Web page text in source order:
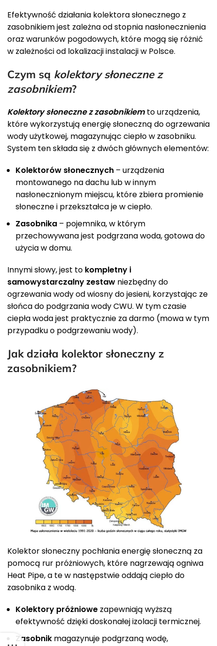
Efektywność działania kolektora słonecznego z
zasobnikiem jest zależna od stopnia nasłonecznienia
oraz warunków pogodowych, które mogą się różnić
w zależności od lokalizacji instalacji w Polsce.
Czym są kolektory słoneczne z
zasobnikiem?
Kolektory słoneczne z zasobnikiemto urządzenia,
które wykorzystują energię słoneczną do ogrzewania
wody użytkowej, magazynując ciepło w zasobniku.
System ten składa się z dwóch głównych elementów:
Kolektorów słonecznych – urządzenia
montowanego na dachu lub w innym
nasłonecznionym miejscu, które zbiera promienie
słoneczne i przekształca je w ciepło.
Zasobnika – pojemnika, w którym
przechowywana jest podgrzana woda, gotowa do
użycia w domu.
Innymi słowy, jest to kompletny i
samowystarczalny zestaw niezbędny do
ogrzewania wody od wiosny do jesieni, korzystając ze
słońca do podgrzania wody CWU. W tym czasie
ciepła woda jest praktycznie za darmo (mowa w tym
przypadku o podgrzewaniu wody).
Jak działa kolektor słoneczny z
zasobnikiem?
Kolektor słoneczny pochłania energię słoneczną za
pomocą rur próżniowych, które nagrzewają ogniwa
Heat Pipe, a te w następstwie oddają ciepło do
zasobnika z wodą.
Kolektory próżniowe zapewniają wyższą
efektywność dzięki doskonałej izolacji termicznej.
Zasobnik magazynuje podgrzaną wodę,